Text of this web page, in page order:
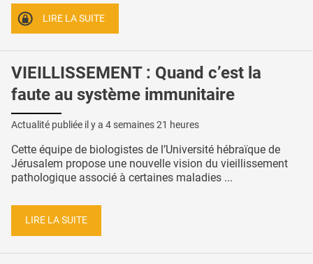
LIRE LA SUITE
VIEILLISSEMENT : Quand c’est la
faute au système immunitaire
Actualité publiée il y a 4 semaines 21 heures
Cette équipe de biologistes de l’Université hébraïque de
Jérusalem propose une nouvelle vision du vieillissement
pathologique associé à certaines maladies ...
LIRE LA SUITE